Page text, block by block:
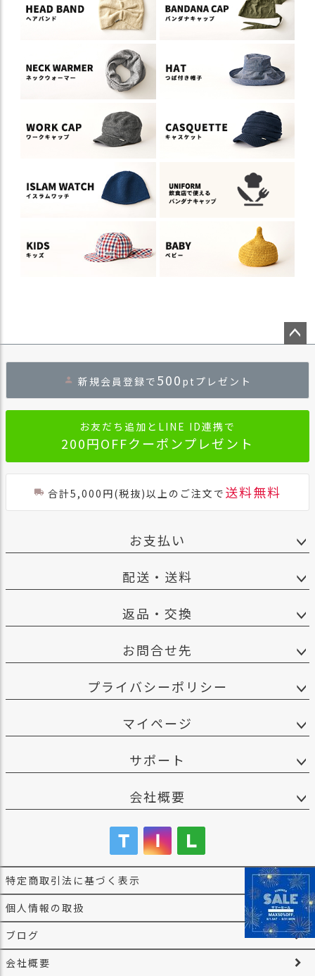
ジト
へ
新規会員登録で 500 ptプレゼント
お友だち追加とLINE ID連携で
200円OFFクーポンプレゼント
合計5,000円(税抜)以上のご注文で 送料無料
お支払い
配送・送料
返品・交換
お問合せ先
プライバシーポリシー
マイページ
サポート
会社概要
特定商取引法に基づく表示
個人情報の取扱
ブログ
会社概要